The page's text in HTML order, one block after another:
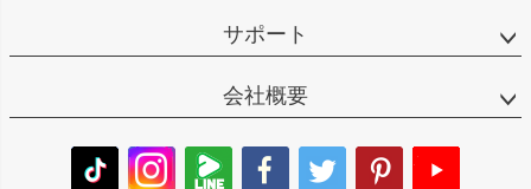
サポート
会社概要